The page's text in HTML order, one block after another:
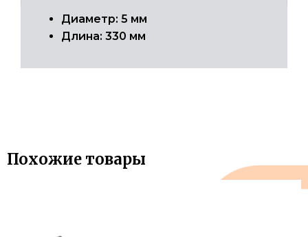
Диаметр: 5 мм
Длина: 330 мм
Похожие товары